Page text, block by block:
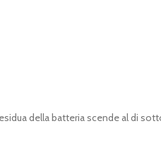
della batteria scende al di